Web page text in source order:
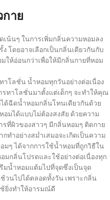
าย
น้นๆ ในการเพิ่มกลิ่นความหอมลง
โดยอาจเลือกเป็นกลิ่นเดียวกันกับ
ให้อ่อนกว่าเพื่อให้มีกลิ่นกายที่หอม
โลชั่น น้ำหอมทุกวันอย่างต่อเนื่อง
ทาโลชั่นมาตั้งแต่เด็กๆ จะทำให้คุณ
ด้ฉีดน้ำหอมกลิ่นโทนเดียวกันด้วย
มได้แบบไม่ต้องสงสัย ด้วยความ
ที่ผิวของสาวๆ มีกลิ่นหอมๆ ติดกาย
ทำอย่างสม่ำเสมอจะเกิดเป็นความ
ๆ ได้จากการใช้น้ำหอมที่ถูกวิธีใน
มกลิ่นโปรดและใช้อย่างต่อเนื่องทุก
มน้ำหอมแต้มไปที่จุดซึ่งเป็นจุด
วนไปได้ตลอดทั้งวัน เพราะกลิ่น
ยิ่งทำให้อารมณ์ดี